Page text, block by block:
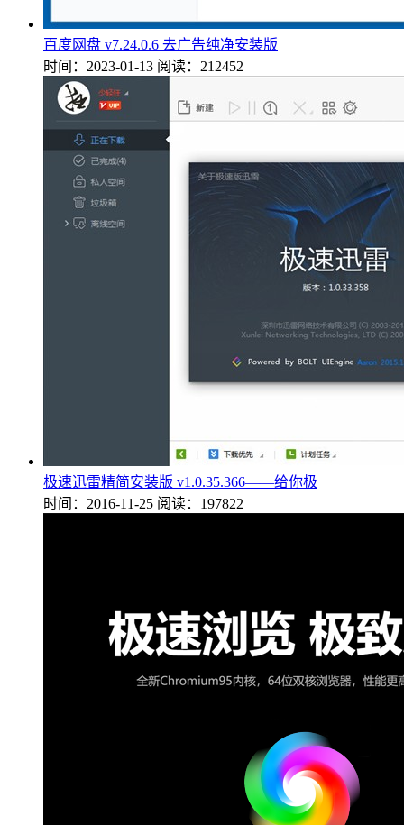
百度网盘 v7.24.0.6 去广告纯净安装版
时间：2023-01-13 阅读：212452
极速迅雷精简安装版 v1.0.35.366——给你极
时间：2016-11-25 阅读：197822